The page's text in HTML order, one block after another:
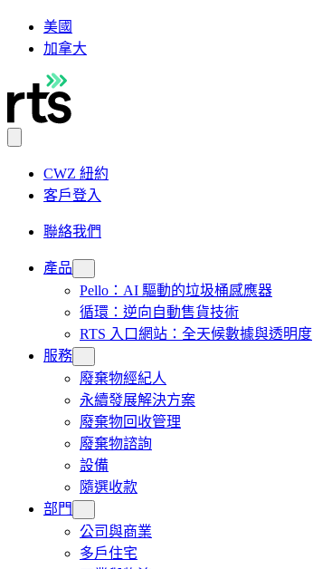
美國
加拿大
CWZ 紐約
客戶登入
聯絡我們
產品
Pello：AI 驅動的垃圾桶感應器
循環：逆向自動售貨技術
RTS 入口網站：全天候數據與透明度
服務
廢棄物經紀人
永續發展解決方案
廢棄物回收管理
廢棄物諮詢
設備
隨選收款
部門
公司與商業
多戶住宅